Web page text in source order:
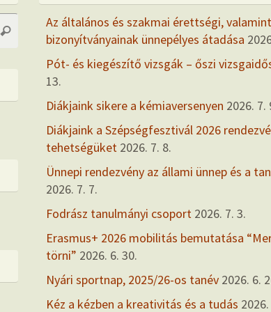
Search
Search
Az általános és szakmai érettségi,
bizonyítványainak ünnepélyes átadása
Pót- és kiegészítő vizsgák – őszi
13.
Diákjaink sikere a kémiaversenyen 2026. 7.
Diákjaink a Szépségfesztivál 2026
tehetségüket 2026. 7. 8.
Ünnepi rendezvény az állami ünnep és a
2026. 7. 7.
Fodrász tanulmányi csoport 2026. 7. 3.
Erasmus+ 2026 mobilitás bemutatása
törni” 2026. 6. 30.
Nyári sportnap, 2025/26-os tanév 2026. 6.
Kéz a kézben a kreativitás és a tudás